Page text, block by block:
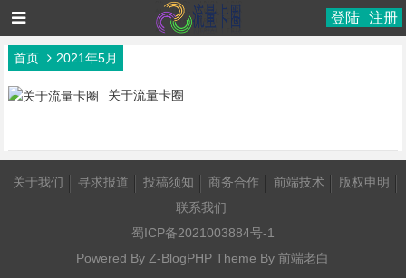
登陆 注册
首页 2021年5月
关于流量卡圈
关于我们 寻求报道 投稿须知 商务合作 前端技术
版权申明
联系我们
蜀ICP备2021003884号-1
Powered By Z-BlogPHP Theme By前端老白